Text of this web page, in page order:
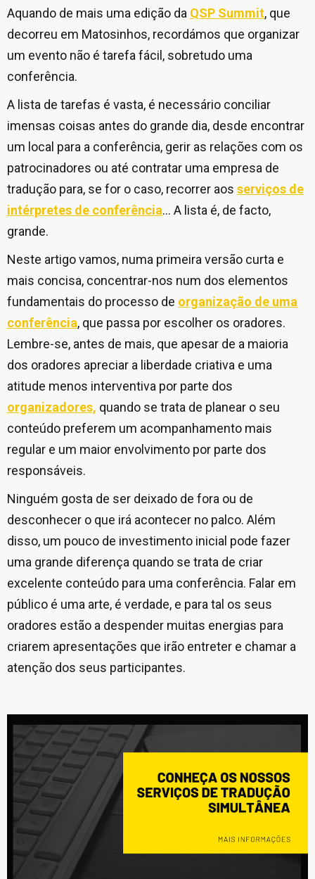
Aquando de mais uma edição da QSP Summit, que
decorreu em Matosinhos, recordámos que organizar
um evento não é tarefa fácil, sobretudo uma
conferência.
A lista de tarefas é vasta, é necessário conciliar
imensas coisas antes do grande dia, desde encontrar
um local para a conferência, gerir as relações com os
patrocinadores ou até contratar uma empresa de
tradução para, se for o caso, recorrer aos serviços de
intérpretes de conferência... A lista é, de facto,
grande.
Neste artigo vamos, numa primeira versão curta e
mais concisa, concentrar-nos num dos elementos
fundamentais do processo de organização de uma
conferência, que passa por escolher os oradores.
Lembre-se, antes de mais, que apesar de a maioria
dos oradores apreciar a liberdade criativa e uma
atitude menos interventiva por parte dos
organizadores, quando se trata de planear o seu
conteúdo preferem um acompanhamento mais
regular e um maior envolvimento por parte dos
responsáveis.
Ninguém gosta de ser deixado de fora ou de
desconhecer o que irá acontecer no palco. Além
disso, um pouco de investimento inicial pode fazer
uma grande diferença quando se trata de criar
excelente conteúdo para uma conferência. Falar em
público é uma arte, é verdade, e para tal os seus
oradores estão a despender muitas energias para
criarem apresentações que irão entreter e chamar a
atenção dos seus participantes.